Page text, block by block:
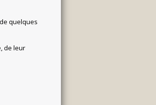
quelques
de leur